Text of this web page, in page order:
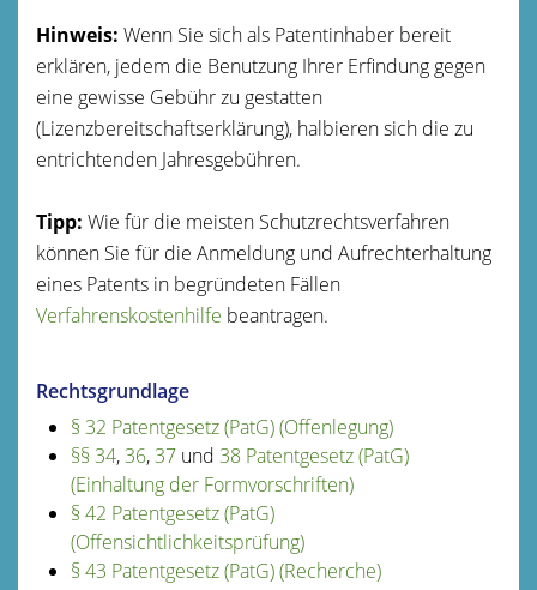
Hinweis: Wenn Sie sich als Patentinhaber bereit
erklären, jedem die Benutzung Ihrer Erfindung gegen
eine gewisse Gebühr zu gestatten
(Lizenzbereitschaftserklärung), halbieren sich die zu
entrichtenden Jahresgebühren.
Tipp: Wie für die meisten Schutzrechtsverfahren
können Sie für die Anmeldung und Aufrechterhaltung
eines Patents in begründeten Fällen
Verfahrenskostenhilfe beantragen.
Rechtsgrundlage
§ 32 Patentgesetz (PatG) (Offenlegung)
§§ 34, 36, 37und 38 Patentgesetz (PatG)
(Einhaltung der Formvorschriften)
§ 42 Patentgesetz (PatG)
(Offensichtlichkeitsprüfung)
§ 43 Patentgesetz (PatG) (Recherche)